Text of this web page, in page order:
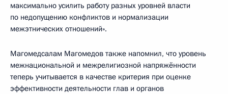
максимально усилить работу разных уровней власти
по недопущению конфликтов и нормализации
межэтнических отношений».
Магомедсалам Магомедов также напомнил, что уровень
межнациональной и межрелигиозной напряжённости
теперь учитывается в качестве критерия при оценке
эффективности деятельности глав и органов